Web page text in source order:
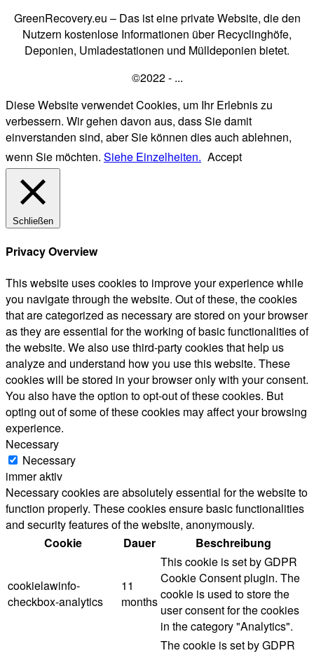
GreenRecovery.eu – Das ist eine private Website, die den
Nutzern kostenlose Informationen über Recyclinghöfe,
Deponien, Umladestationen und Mülldeponien bietet.
©2022 - ...
Diese Website verwendet Cookies, um Ihr Erlebnis zu
verbessern. Wir gehen davon aus, dass Sie damit
einverstanden sind, aber Sie können dies auch ablehnen,
wenn Sie möchten. Siehe Einzelheiten. Accept
Schließen
Privacy Overview
This website uses cookies to improve your experience while
you navigate through the website. Out of these, the cookies
that are categorized as necessary are stored on your browser
as they are essential for the working of basic functionalities of
the website. We also use third-party cookies that help us
analyze and understand how you use this website. These
cookies will be stored in your browser only with your consent.
You also have the option to opt-out of these cookies. But
opting out of some of these cookies may affect your browsing
experience.
Necessary
Necessary
immer aktiv
Necessary cookies are absolutely essential for the website to
function properly. These cookies ensure basic functionalities
and security features of the website, anonymously.
Cookie
Dauer Beschreibung
cookielawinfo-
checkbox-analytics
11
months
This cookie is set by GDPR
Cookie Consent plugin. The
cookie is used to store the
user consent for the cookies
in the category "Analytics".
The cookie is set by GDPR